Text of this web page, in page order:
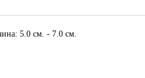
5.0 см. - 7.0 см.